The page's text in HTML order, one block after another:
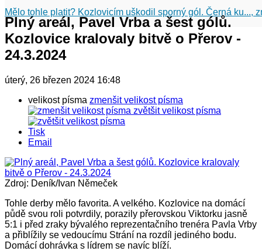
Mělo tohle platit? Kozlovicím uškodil sporný gól. Černá ku...,
Plný areál, Pavel Vrba a šest gólů.
Kozlovice kralovaly bitvě o Přerov -
24.3.2024
úterý, 26 březen 2024 16:48
velikost písma zmenšit velikost písma
zvětšit velikost písma
Tisk
Email
Zdroj: Deník/Ivan Němeček
Tohle derby mělo favorita. A velkého. Kozlovice na domácí
půdě svou roli potvrdily, porazily přerovskou Viktorku jasně
5:1 i před zraky bývalého reprezentačního trenéra Pavla Vrby
a přiblížily se vedoucímu Strání na rozdíl jediného bodu.
Domácí dohrávka s lídrem se navíc blíží.